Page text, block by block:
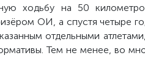
ходьбу на 50
ОИ, а спустя четыре
отдельными
Тем не менее, во